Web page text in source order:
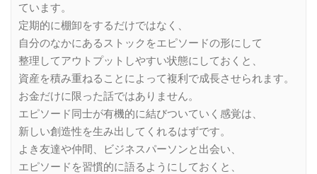
ています。
定期的に棚卸をするだけではなく、
自分のなかにあるストックをエピソードの形にして
整理してアウトプットしやすい状態にしておくと、
資産を積み重ねることによって複利で成長させられます。
お金だけに限った話ではありません。
エピソード同士が有機的に結びついていく感覚は、
新しい創造性を生み出してくれるはずです。
よき友達や仲間、ビジネスパーソンと出会い、
エピソードを習慣的に語るようにしておくと、